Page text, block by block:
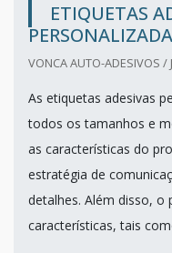
ETIQUETAS
VONCA AUTO-ADESIVOS /
As etiquetas adesivas
todos os tamanhos e
as características do
estratégia de
detalhes. Além disso, o
características, tais